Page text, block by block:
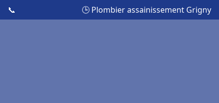
📞 🕒 Plombier assainissement Grigny